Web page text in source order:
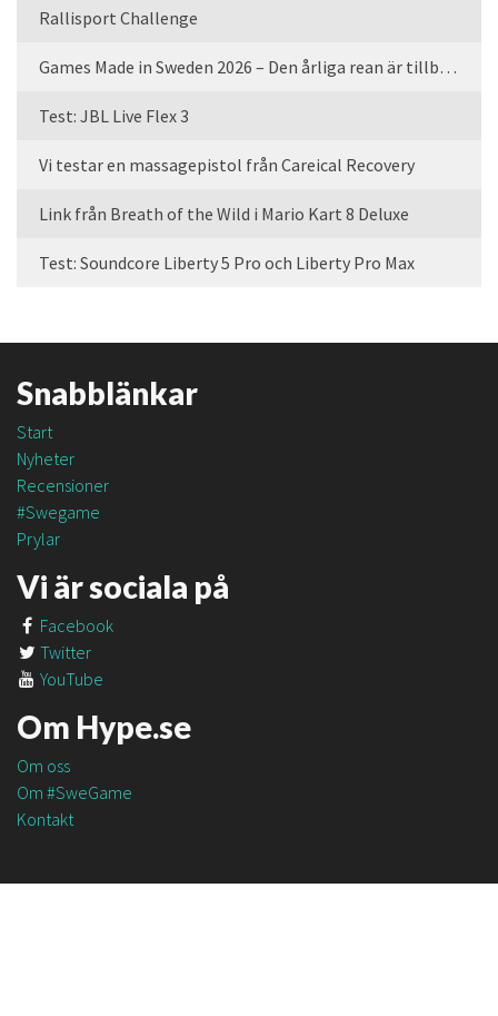
Rallisport Challenge
Games Made in Sweden 2026 – Den årliga rean är tillbaka
Test: JBL Live Flex 3
Vi testar en massagepistol från Careical Recovery
Link från Breath of the Wild i Mario Kart 8 Deluxe
Test: Soundcore Liberty 5 Pro och Liberty Pro Max
Snabblänkar
Start
Nyheter
Recensioner
#Swegame
Prylar
Vi är sociala på
Facebook
Twitter
YouTube
Om Hype.se
Om oss
Om #SweGame
Kontakt